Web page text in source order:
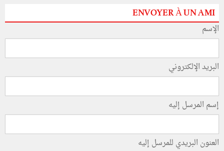
ENVOYER À UN AMI
الإسم
البريد الإلكتروني
إسم المرسل إليه
العنون البريدي للمرسل إليه